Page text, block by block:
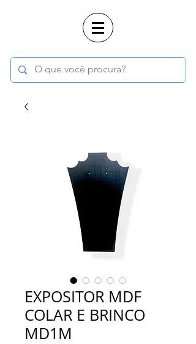
EXPOSITOR MDF
COLAR E BRINCO
MD1M